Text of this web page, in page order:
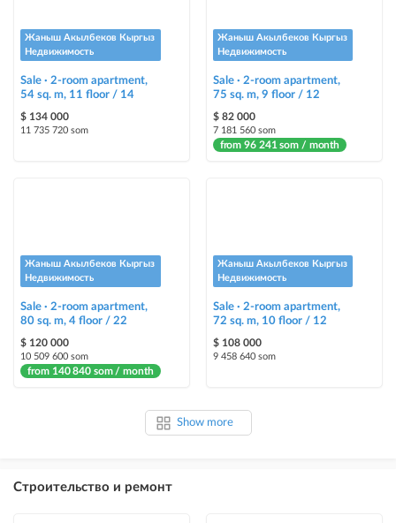
Жаныш Акылбеков Кыргыз
Недвижимость
Sale · 2-room apartment,
54 sq. m, 11 floor / 14
$ 134 000
11 735 720 som
Жаныш Акылбеков Кыргыз
Недвижимость
Sale · 2-room apartment,
75 sq. m, 9 floor / 12
$ 82 000
7 181 560 som
from 96 241 som / month
Жаныш Акылбеков Кыргыз
Недвижимость
Sale · 2-room apartment,
80 sq. m, 4 floor / 22
$ 120 000
10 509 600 som
from 140 840 som / month
Жаныш Акылбеков Кыргыз
Недвижимость
Sale · 2-room apartment,
72 sq. m, 10 floor / 12
$ 108 000
9 458 640 som
Show more
Строительство и ремонт